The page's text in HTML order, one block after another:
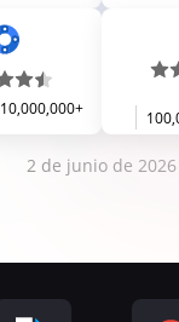
10,000,000+
2 de junio de 2026